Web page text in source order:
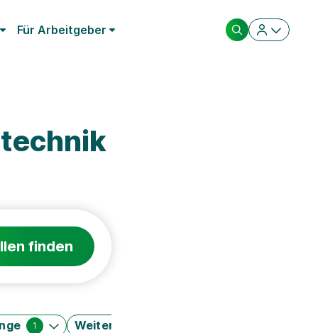
Für Arbeitgeber
finden
1 Weitere Filter